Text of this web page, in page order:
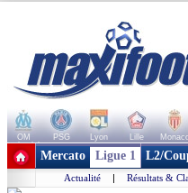
OM PSG Lyon Lille
+ de clubs
Mercato Ligue 1 L2/
Actualité | Résultats &